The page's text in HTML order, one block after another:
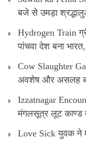
बजे से उमड़ा
Hydrogen Train
पांचवा देश बना
Cow Slaughter
अवशेष और असलह
Izzatnagar
मंगलसूत्र लूट काण्‍ड
Love Sick युवक ने